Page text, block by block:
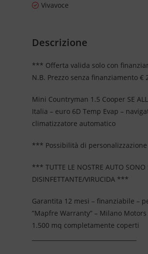
Vivavoce
Descrizione
*** Offerta valida solo con
N.B. Prezzo senza finanziamento €
Mini Countryman 1.5 Cooper SE
Italia – euro 6D Temp Evap –
climatizzatore automatico
*** Possibilità di
*** TUTTE LE NOSTRE AUTO SONO
DISINFETTANTE/VIRUCIDA ***
Garantita 12 mesi – finanziabile –
”Mapfre Warranty” – Milano
1.500 mq completamente coperti